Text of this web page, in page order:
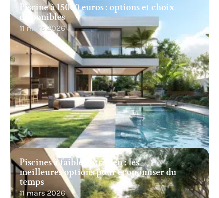
Piscine à 15000 euros : options et choix
disponibles
11 mars 2026
Piscines à faible entretien : les
meilleures options pour économiser du
temps
11 mars 2026